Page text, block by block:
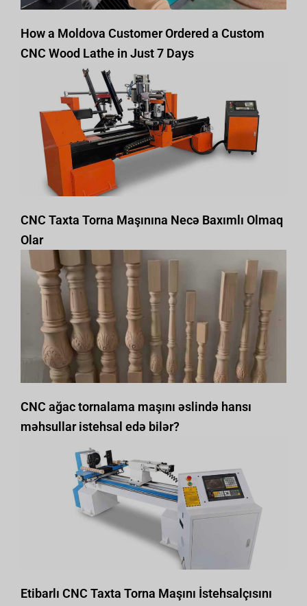
How a Moldova Customer Ordered a Custom
CNC Wood Lathe in Just 7 Days
CNC Taxta Torna Maşınına Necə Baxımlı Olmaq
Olar
CNC ağac tornalama maşını əslində hansı
məhsullar istehsal edə bilər?
Etibarlı CNC Taxta Torna Maşını İstehsalçısını